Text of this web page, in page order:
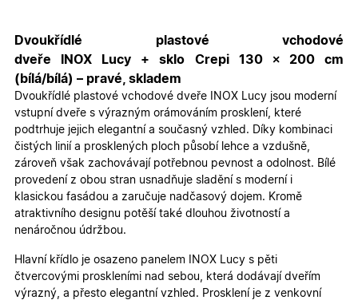
Dvoukřídlé plastové vchodové
dveře INOX Lucy + sklo Crepi 130 × 200 cm
(bílá/bílá) – pravé, skladem
Dvoukřídlé plastové vchodové dveře INOX Lucy jsou moderní
vstupní dveře s výrazným orámováním prosklení, které
podtrhuje jejich elegantní a současný vzhled. Díky kombinaci
čistých linií a prosklených ploch působí lehce a vzdušně,
zároveň však zachovávají potřebnou pevnost a odolnost. Bílé
provedení z obou stran usnadňuje sladění s moderní i
klasickou fasádou a zaručuje nadčasový dojem. Kromě
atraktivního designu potěší také dlouhou životností a
nenáročnou údržbou.
Hlavní křídlo je osazeno panelem INOX Lucy s pěti
čtvercovými proskleními nad sebou, která dodávají dveřím
výrazný, a přesto elegantní vzhled. Prosklení je z venkovní